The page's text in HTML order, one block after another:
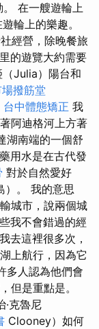
在一艘遊輪上
輪上的樂趣。
經營，除晚餐旅
的遊覽大約需要
Julia）陽台和
撥筋堂
台中體態矯正 我
阿迪格河上方著
湖南端的一個舒
用水是在古代發
對於自然愛好
）。 我的意思
城市，說兩個城
我不會錯過的經
去這裡很多次，
上航行，因為它
多人認為他們會
但是重點是。
·克魯尼
Clooney）如何